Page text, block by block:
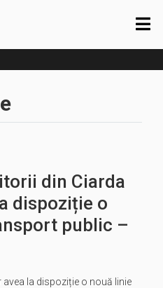
din Ciarda
dispoziție o
public –
avea la dispoziție o nouă linie